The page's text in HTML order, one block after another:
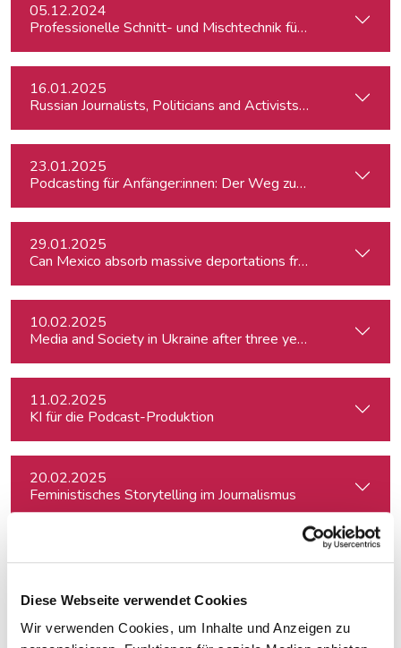
Diese Webseite verwendet Cookies
Wir verwenden Cookies, um Inhalte und Anzeigen zu
05.12.2024
Professionelle Schnitt- und Mischtechnik für Podcasts
16.01.2025
Russian Journalists, Politicians and Activists in Europe:
23.01.2025
Podcasting für Anfänger:innen: Der Weg zum eigenen
29.01.2025
Can Mexico absorb massive deportations from the US?
10.02.2025
Media and Society in Ukraine after three years of war.
11.02.2025
KI für die Podcast-Produktion
20.02.2025
Feministisches Storytelling im Journalismus
23.04.2025